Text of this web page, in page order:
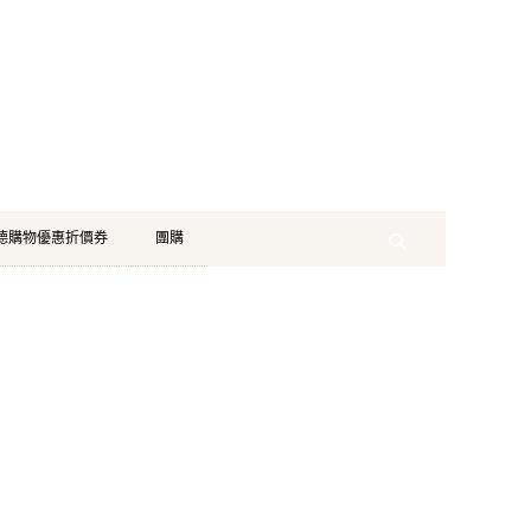
購物優惠折價券 團購